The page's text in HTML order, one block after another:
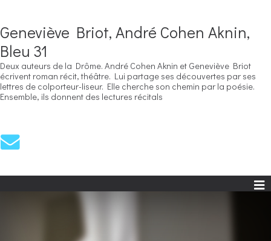
Geneviève Briot, André Cohen Aknin,
Bleu 31
Deux auteurs de la Drôme. André Cohen Aknin et Geneviève Briot
écrivent roman récit, théâtre. Lui partage ses découvertes par ses
lettres de colporteur-liseur. Elle cherche son chemin par la poésie.
Ensemble, ils donnent des lectures récitals